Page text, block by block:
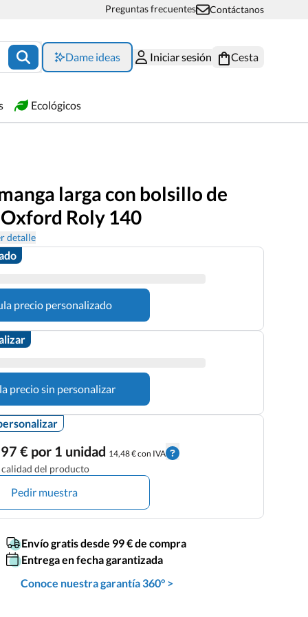
Preguntas frecuentes Contáctanos
Dame ideas Iniciar sesión Cesta
Ecológicos
larga con bolsillo de
Roly 140
detalle
precio personalizado
precio sin personalizar
€ por 1 unidad 14,48 € con IVA
del producto
Pedir muestra
Envío gratis desde 99 € de compra
Entrega en fecha garantizada
Conoce nuestra garantía 360° >